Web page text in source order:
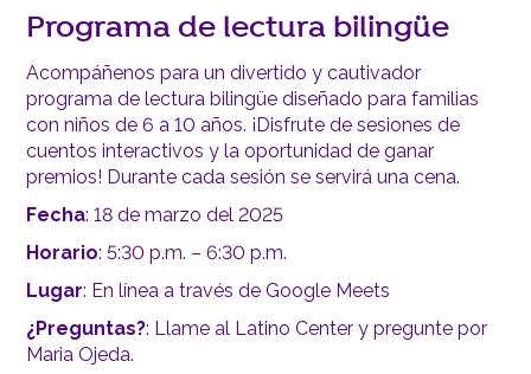
Programa de lectura bilingüe
Acompáñenos para un divertido y cautivador
programa de lectura bilingüe diseñado para familias
con niños de 6 a 10 años. ¡Disfrute de sesiones de
cuentos interactivos y la oportunidad de ganar
premios! Durante cada sesión se servirá una cena.
Fecha: 18 de marzo del 2025
Horario: 5:30 p.m. – 6:30 p.m.
Lugar: En línea a través de Google Meets
¿Preguntas?: Llame al Latino Center y pregunte por
Maria Ojeda.